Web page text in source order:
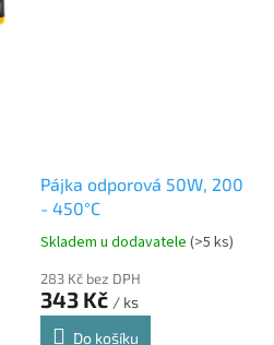
Pájka odporová 50W, 200
- 450°C
Skladem u dodavatele (>5 ks)
283 Kč bez DPH
343 Kč / ks
Do košíku